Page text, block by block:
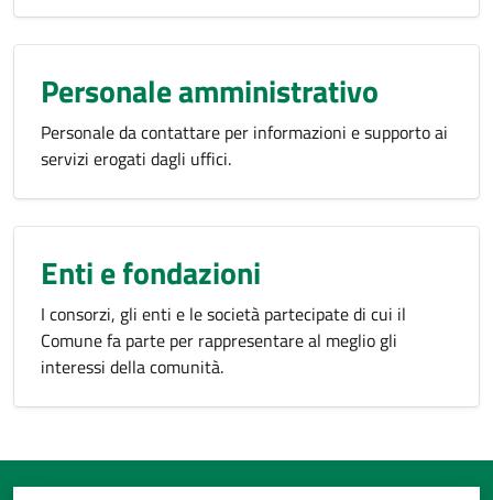
Personale amministrativo
Personale da contattare per informazioni e supporto ai
servizi erogati dagli uffici.
Enti e fondazioni
I consorzi, gli enti e le società partecipate di cui il
Comune fa parte per rappresentare al meglio gli
interessi della comunità.